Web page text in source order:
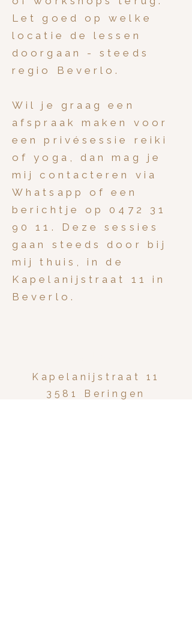
Let goed op welke
locatie de lessen
doorgaan - steeds
regio Beverlo.
Wil je graag een
afspraak maken voor
een privésessie reiki
of yoga, dan mag je
mij contacteren via
Whatsapp of een
berichtje op 0472 31
90 11 . Deze sessies
gaan steeds door bij
mij thuis, in de
Kapelanijstraat 11 in
Beverlo.
Kapelanijstraat 11
3581 Beringen